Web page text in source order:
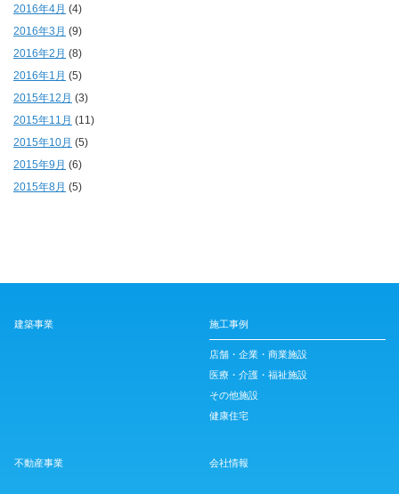
2016年4月 (4)
2016年3月 (9)
2016年2月 (8)
2016年1月 (5)
2015年12月 (3)
2015年11月 (11)
2015年10月 (5)
2015年9月 (6)
2015年8月 (5)
建築事業 施工事例
店舗・企業・商業施設
医療・介護・福祉施設
その他施設
健康住宅
不動産事業 会社情報